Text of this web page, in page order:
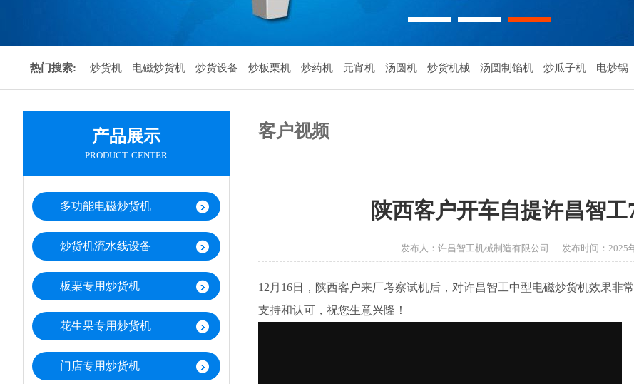
热门搜索: 炒货机 电磁炒货机 炒货设备 炒板栗机 炒药机 元宵机 汤圆机 炒货机械 汤圆制馅机 炒瓜子机 电炒锅
产品展示
product center
多功能电磁炒货机
炒货机流水线设备
板栗专用炒货机
花生果专用炒货机
门店专用炒货机
客户视频
陕西客户开车自提许昌智
发布人：许昌智工机械制造有限公司 发布时间：
12月16日，陕西客户来厂考察试机后，对许昌智工中型电磁炒货机效果非
支持和认可，祝您生意兴隆！